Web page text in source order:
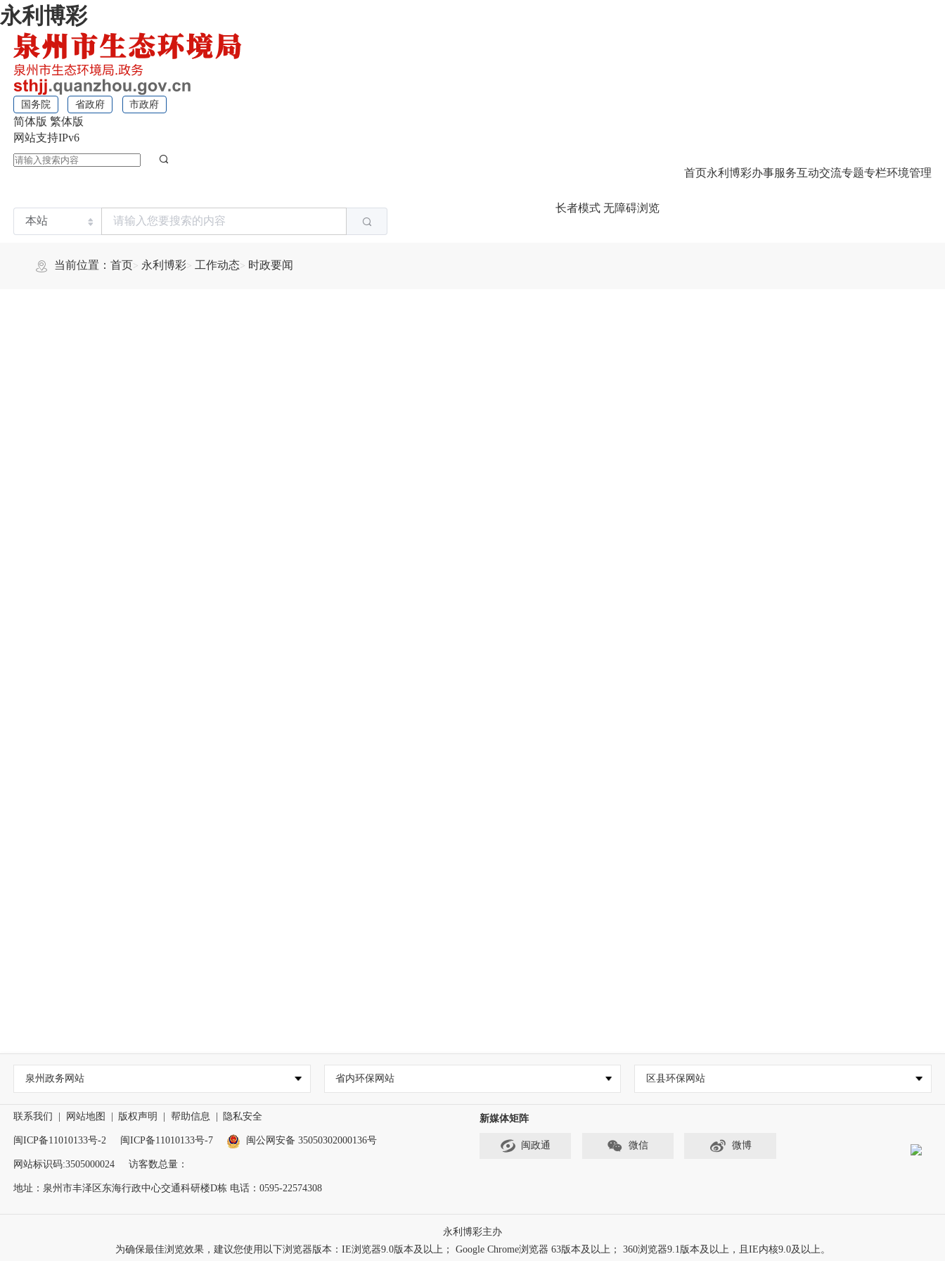
永利博彩
国务院 省政府 市政府
简体版 繁体版
网站支持IPv6
首页永利博彩办事服务互动交流专题专栏环境管理
长者模式 无障碍浏览
当前位置：首页 永利博彩 工作动态 时政要闻
泉州政务网站 省内环保网站 区县环保网站
联系我们 网站地图 版权声明 帮助信息 隐私安全
闽ICP备11010133号-2 闽ICP备11010133号-7 闽公网安备 35050302000136号
网站标识码:3505000024 访客数总量：
地址：泉州市丰泽区东海行政中心交通科研楼D栋 电话：0595-22574308
新媒体矩阵
闽政通 微信 微博
永利博彩主办
为确保最佳浏览效果，建议您使用以下浏览器版本：IE浏览器9.0版本及以上； Google Chrome浏览器 63版本及以上； 360浏览器9.1版本及以上，且IE内核9.0及以上。